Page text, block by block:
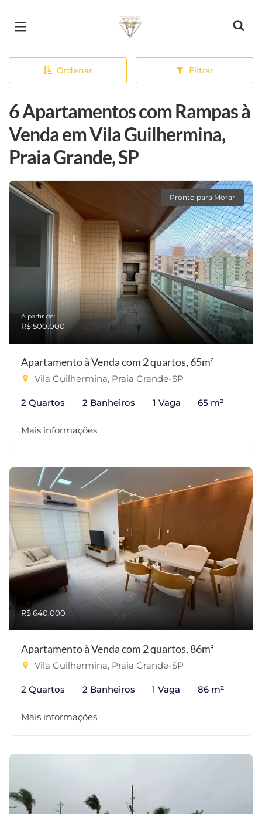
Página inicial
Ordenar Filtrar
6 Apartamentos com Rampas à
Venda em Vila Guilhermina,
Praia Grande, SP
Pronto para Morar
A partir de:
R$ 500.000
Apartamento à Venda com 2 quartos, 65m²
Vila Guilhermina, Praia Grande-SP
2 Quartos 2 Banheiros 1 Vaga 65 m²
Mais informações
R$ 640.000
Apartamento à Venda com 2 quartos, 86m²
Vila Guilhermina, Praia Grande-SP
2 Quartos 2 Banheiros 1 Vaga 86 m²
Mais informações